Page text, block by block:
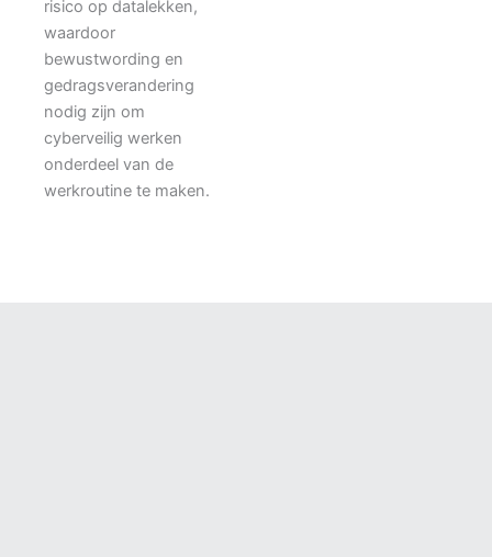
risico op datalekken,
waardoor
bewustwording en
gedragsverandering
nodig zijn om
cyberveilig werken
onderdeel van de
werkroutine te maken.